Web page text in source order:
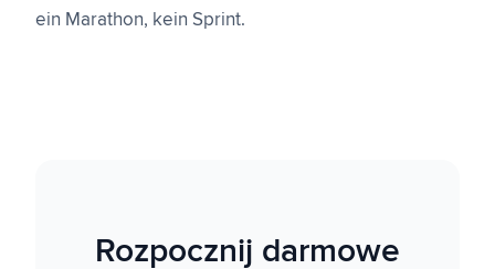
ein Marathon, kein Sprint.
Rozpocznij darmowe